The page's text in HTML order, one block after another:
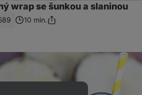
wrap se šunkou a slaninou
10 min.Sdílet